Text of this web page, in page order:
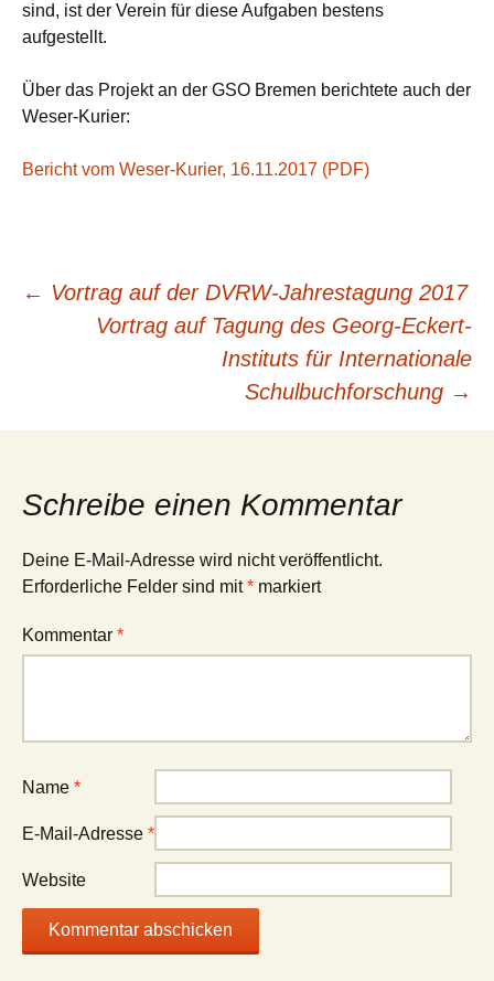
sind, ist der Verein für diese Aufgaben bestens
aufgestellt.
Über das Projekt an der GSO Bremen berichtete auch der
Weser-Kurier:
Bericht vom Weser-Kurier, 16.11.2017 (PDF)
Beitragsnavigation
← Vortrag auf der DVRW-Jahrestagung 2017
Vortrag auf Tagung des Georg-Eckert-
Instituts für Internationale
Schulbuchforschung →
Schreibe einen Kommentar
Deine E-Mail-Adresse wird nicht veröffentlicht.
Erforderliche Felder sind mit* markiert
Kommentar *
Name *
E-Mail-Adresse *
Website